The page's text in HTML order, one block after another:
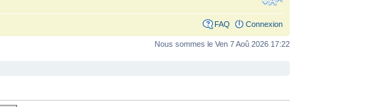
FAQ Connexion
Nous sommes le Ven 7 Aoû 2026 17:22